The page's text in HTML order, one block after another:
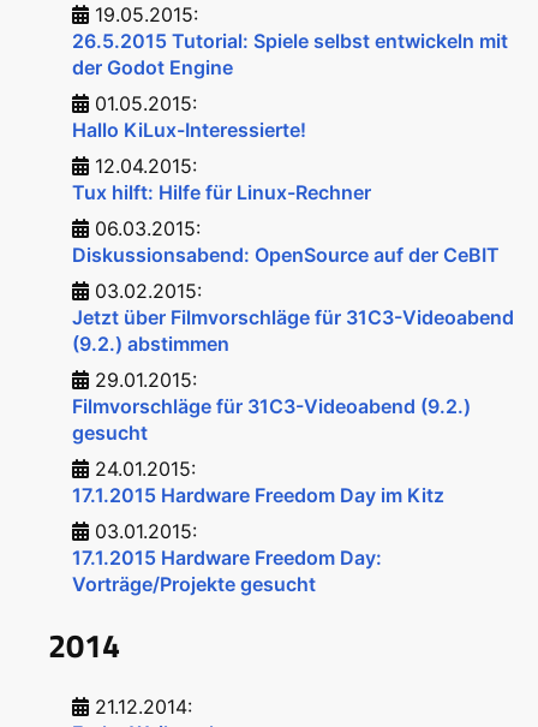
19.05.2015:
26.5.2015 Tutorial: Spiele selbst entwickeln mit
der Godot Engine
01.05.2015:
Hallo KiLux-Interessierte!
12.04.2015:
Tux hilft: Hilfe für Linux-Rechner
06.03.2015:
Diskussionsabend: OpenSource auf der CeBIT
03.02.2015:
Jetzt über Filmvorschläge für 31C3-Videoabend
(9.2.) abstimmen
29.01.2015:
Filmvorschläge für 31C3-Videoabend (9.2.)
gesucht
24.01.2015:
17.1.2015 Hardware Freedom Day im Kitz
03.01.2015:
17.1.2015 Hardware Freedom Day:
Vorträge/Projekte gesucht
2014
21.12.2014: